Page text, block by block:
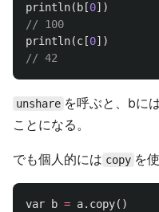
println( b [0])
// 100
println(c [0])
// 42
unshare を呼ぶと、bに
ことになる。
でも個人的には copy を
var b = a. copy()